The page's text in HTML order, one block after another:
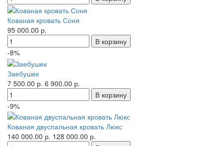
Кованая кровать Соня
95 000.00 р.
-8%
Заебушек
7 500.00 р. 6 900.00 р.
-9%
Кованая двуспальная кровать Люкс
140 000.00 р. 128 000.00 р.